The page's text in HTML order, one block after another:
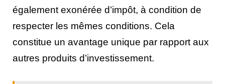
également exonérée d’impôt, à condition de
respecter les mêmes conditions. Cela
constitue un avantage unique par rapport aux
autres produits d’investissement.